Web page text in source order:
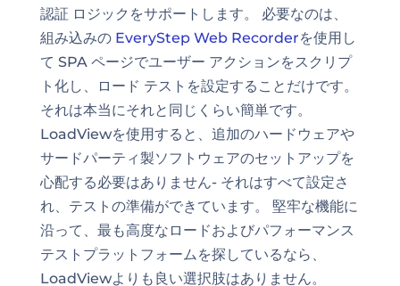
認証 ロジックをサポートします。 必要なのは、
組み込みの EveryStep Web Recorderを使用し
て SPA ページでユーザー アクションをスクリプ
ト化し、ロード テストを設定することだけです。
それは本当にそれと同じくらい簡単です。
LoadViewを使用すると、追加のハードウェアや
サードパーティ製ソフトウェアのセットアップを
心配する必要はありません- それはすべて設定さ
れ、テストの準備ができています。 堅牢な機能に
沿って、最も高度なロードおよびパフォーマンス
テストプラットフォームを探しているなら、
LoadViewよりも良い選択肢はありません。